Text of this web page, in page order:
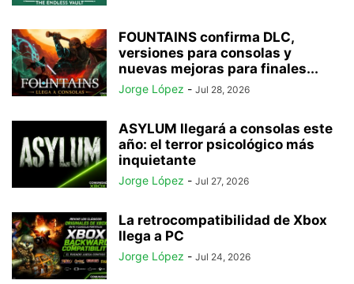
FOUNTAINS confirma DLC,
versiones para consolas y
nuevas mejoras para finales...
Jorge López - Jul 28, 2026
ASYLUM llegará a consolas este
año: el terror psicológico más
inquietante
Jorge López - Jul 27, 2026
La retrocompatibilidad de Xbox
llega a PC
Jorge López - Jul 24, 2026